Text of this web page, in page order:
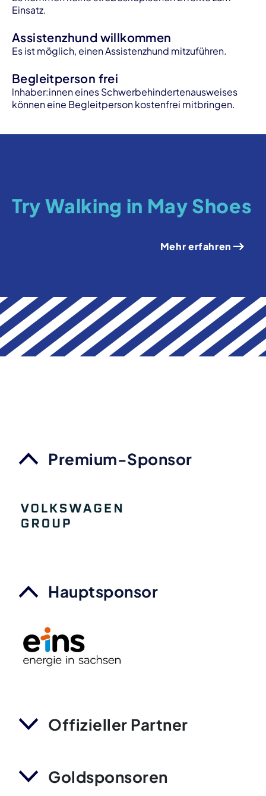
Einsatz.
Assistenzhund willkommen
Es ist möglich, einen Assistenzhund mitzuführen.
Begleitperson frei
lnhaber:innen eines Schwerbehindertenausweises
können eine Begleitperson kostenfrei mitbringen.
Try Walking in May Shoes
Mehr erfahren
Premium-Sponsor
Hauptsponsor
Offizieller Partner
Goldsponsoren